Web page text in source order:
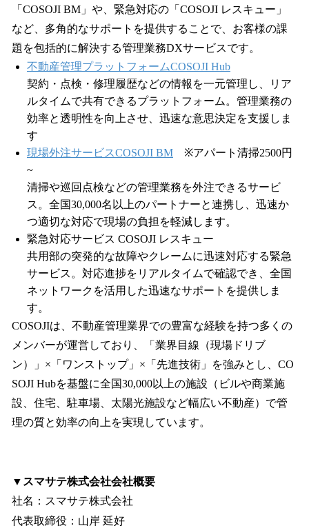
「COSOJI BM」や、緊急対応の「COSOJI レスキュー」
など、多角的なサポートを提供することで、お客様の課
題を包括的に解決する管理業務DXサービスです。
不動産管理プラットフォームCOSOJI Hub
契約・点検・修理履歴などの情報を一元管理し、リア
ルタイムで共有できるプラットフォーム。管理業務の
効率と透明性を向上させ、迅速な意思決定を支援しま
す
現場外注サービスCOSOJI BM ※アパート清掃2500円
~
清掃や巡回点検などの管理業務を外注できるサービ
ス。全国30,000名以上のパートナーと連携し、迅速か
つ適切な対応で現場の負担を軽減します。
緊急対応サービス COSOJI レスキュー
共用部の突発的な故障やクレームに迅速対応する緊急
サービス。対応進捗をリアルタイムで確認でき、全国
ネットワークを活用した迅速なサポートを提供しま
す。
COSOJIは、不動産管理業界での豊富な経験を持つ多くの
メンバーが運営しており、「業界目線（現場ドリブ
ン）」×「ワンストップ」×「先進技術」を強みとし、CO
SOJI Hubを基盤に全国30,000以上の施設（ビルや商業施
設、住宅、駐車場、太陽光施設など幅広い不動産）で管
理の質と効率の向上を実現しています。
▼スマサテ株式会社会社概要
社名：スマサテ株式会社
代表取締役：山岸 延好